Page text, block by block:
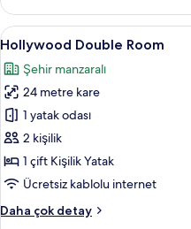
daha
fazla
detay
Hollywood
Double
Room
için
tüm
fotoğrafları
görün
9
Hollywood Double Room
Şehir manzaralı
24 metre kare
1 yatak odası
2 kişilik
1 çift Kişilik Yatak
Ücretsiz kablolu internet
Daha çok detay
Hollywood